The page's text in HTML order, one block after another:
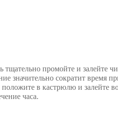
тщательно промойте и залейте
значительно сократит время
положите в кастрюлю и залейте
часа.